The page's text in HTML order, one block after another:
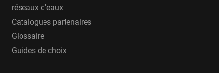
réseaux d'eaux
Catalogues partenaires
Glossaire
Guides de choix